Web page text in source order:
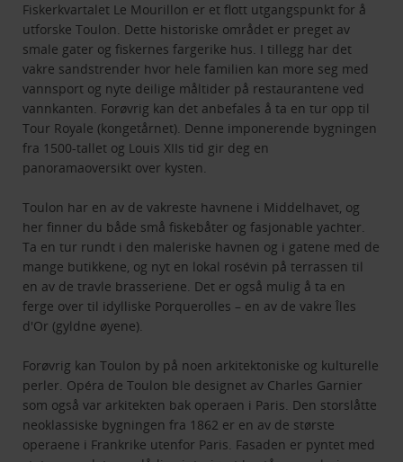
Fiskerkvartalet Le Mourillon er et flott utgangspunkt for å
utforske Toulon. Dette historiske området er preget av
smale gater og fiskernes fargerike hus. I tillegg har det
vakre sandstrender hvor hele familien kan more seg med
vannsport og nyte deilige måltider på restaurantene ved
vannkanten. Forøvrig kan det anbefales å ta en tur opp til
Tour Royale (kongetårnet). Denne imponerende bygningen
fra 1500-tallet og Louis XIIs tid gir deg en
panoramaoversikt over kysten.
Toulon har en av de vakreste havnene i Middelhavet, og
her finner du både små fiskebåter og fasjonable yachter.
Ta en tur rundt i den maleriske havnen og i gatene med de
mange butikkene, og nyt en lokal rosévin på terrassen til
en av de travle brasseriene. Det er også mulig å ta en
ferge over til idylliske Porquerolles – en av de vakre Îles
d'Or (gyldne øyene).
Forøvrig kan Toulon by på noen arkitektoniske og kulturelle
perler. Opéra de Toulon ble designet av Charles Garnier
som også var arkitekten bak operaen i Paris. Den storslåtte
neoklassiske bygningen fra 1862 er en av de største
operaene i Frankrike utenfor Paris. Fasaden er pyntet med